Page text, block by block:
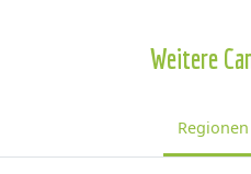
Weitere